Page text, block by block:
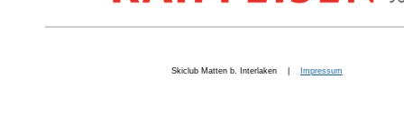
Skiclub Matten b. Interlaken | Impressum